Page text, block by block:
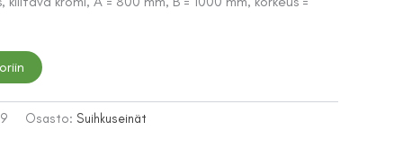
Osasto: Suihkuseinät